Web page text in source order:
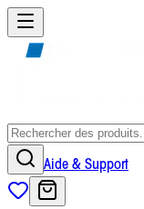
Aide & Support